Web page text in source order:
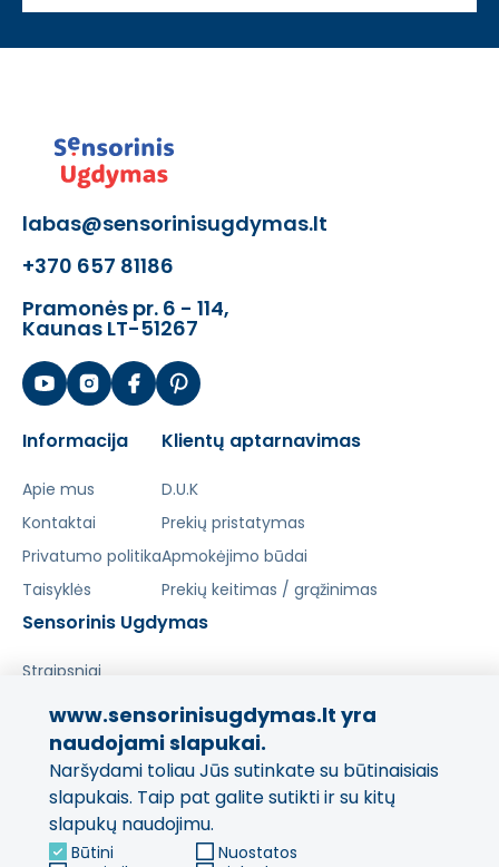
labas@sensorinisugdymas.lt
+370 657 81186
Pramonės pr. 6 - 114,
Kaunas LT-51267
Informacija
Apie mus
Kontaktai
Privatumo politika
Taisyklės
Klientų aptarnavimas
D.U.K
Prekių pristatymas
Apmokėjimo būdai
Prekių keitimas / grąžinimas
Sensorinis Ugdymas
Straipsniai
Pasidalinkite savo patirtimi!
Jūsų nuomonė svarbi mums
ir kitiems pirkėjams.
Palikti atsiliepimą
www.sensorinisugdymas.lt yra
naudojami slapukai.
Naršydami toliau Jūs sutinkate su būtinaisiais
slapukais. Taip pat galite sutikti ir su kitų
slapukų naudojimu.
Būtini
Nuostatos